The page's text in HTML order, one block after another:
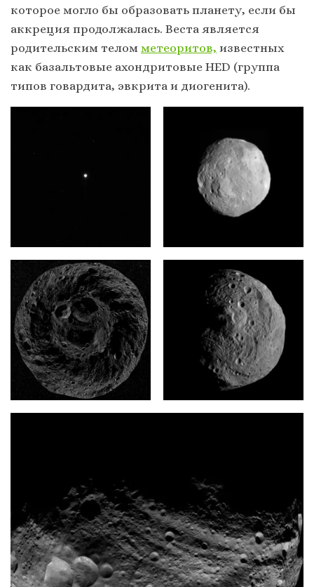
которое могло бы образовать планету, если бы
аккреция продолжалась. Веста является
родительским телом метеоритов, известных
как базальтовые ахондритовые HED (группа
типов говардита, эвкрита и диогенита).